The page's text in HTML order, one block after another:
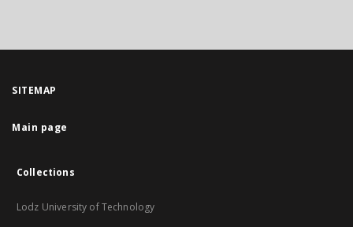
SITEMAP
Main page
Collections
Lodz University of Technology